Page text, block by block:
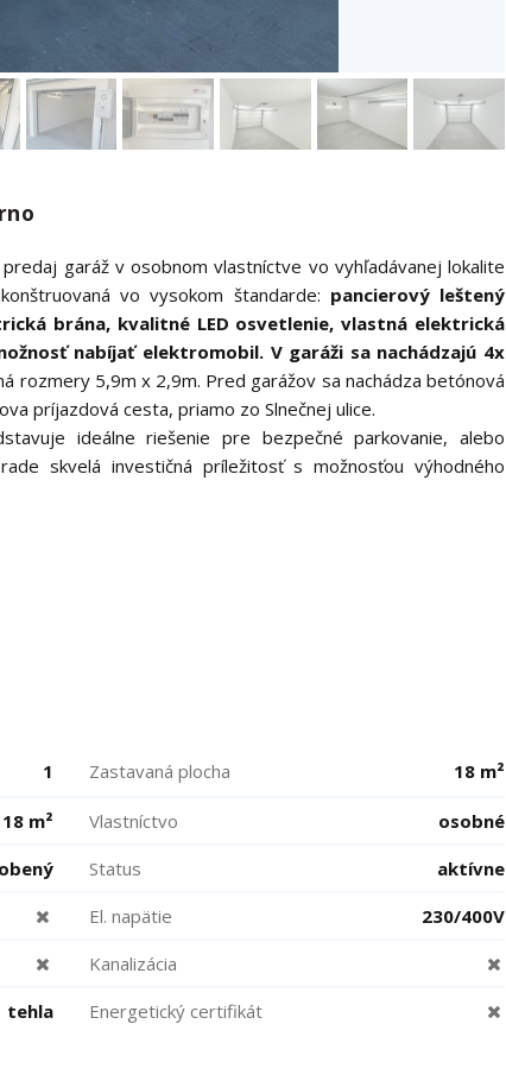
garáž v osobnom vlastníctve vo vyhľadávanej lokalite
vo vysokom štandarde: pancierový leštený
brána, kvalitné LED osvetlenie, vlastná elektrická
nabíjať elektromobil. V garáži sa nachádzajú 4x
rozmery 5,9m x 2,9m. Pred garážov sa nachádza betónová
príjazdová cesta, priamo zo Slnečnej ulice.
ideálne riešenie pre bezpečné parkovanie, alebo
skvelá investičná príležitosť s možnosťou výhodného
1 Zastavaná plocha 18 m²
18 m² Vlastníctvo
osobné
Status
aktívne
El. napätie
230/400V
Kanalizácia
tehla Energetický certifikát